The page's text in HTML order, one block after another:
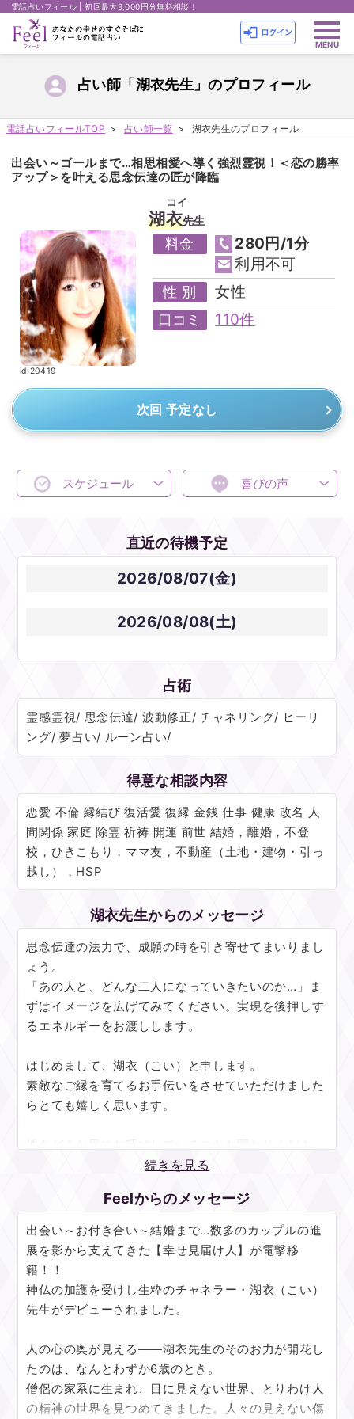
電話占いフィール | 初回最大9,000円分無料相談！
占い師「湖衣先生」のプロフィール
電話占いフィールTOP 占い師一覧 湖衣先生のプロフィール
出会い～ゴールまで…相思相愛へ導く強烈霊視！＜恋の勝率
アップ＞を叶える思念伝達の匠が降臨
コイ
湖衣先生
id:20419
料金
280円/1分
利用不可
性 別 女性
口コミ 110件
次回 予定なし
スケジュール 喜びの声
直近の待機予定
2026/08/07(金)
2026/08/08(土)
占術
霊感霊視/ 思念伝達/ 波動修正/ チャネリング/ ヒーリ
ング/ 夢占い/ ルーン占い/
得意な相談内容
恋愛 不倫 縁結び 復活愛 復縁 金銭 仕事 健康 改名 人
間関係 家庭 除霊 祈祷 開運 前世 結婚，離婚，不登
校，ひきこもり，ママ友，不動産（土地・建物・引っ
越し），HSP
湖衣先生からのメッセージ
思念伝達の法力で、成願の時を引き寄せてまいりまし
ょう。
「あの人と、どんな二人になっていきたいのか…」ま
ずはイメージを広げてみてください。実現を後押しす
るエネルギーをお渡しします。
はじめまして、湖衣（こい）と申します。
素敵なご縁を育てるお手伝いをさせていただけました
らとても嬉しく思います。
彼をどんな風にお呼びしているのかお聞かせくださ
い。あなたのお声の波動を頼りに、お相手の精神世界
聞きたいお気持ち、届けたいお言葉…心と心をつなぐ
ヒントを、高位霊体の力を借りて探らせていただきま
す。
最も効果的な選択肢は、今どう考えているのかに加え
て、過去の印象や思いを知ることで浮かび上がってき
愛情の実感と、前向きに進むきっかけとなりますよ
う、力と言葉を尽くさせてください。
人と関わって生きていく以上、お悩みは恋愛だけに留
続きを見る
Feelからのメッセージ
出会い～お付き合い～結婚まで…数多のカップルの進
展を影から支えてきた【幸せ見届け人】が電撃移
籍！！
神仏の加護を受けし生粋のチャネラー・湖衣（こい）
先生がデビューされました。
人の心の奥が見える――湖衣先生のそのお力が開花し
たのは、なんとわずか6歳のとき。
僧侶の家系に生まれ、目に見えない世界、とりわけ人
の精神の世界を見つめてきました。人々の見えない傷